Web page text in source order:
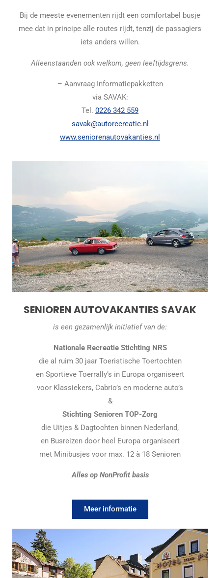
Bij de meeste evenementen rijdt een comfortabel busje
mee dat in principe alle routes rijdt, tenzij de passagiers
iets anders willen.
Alleenstaanden ook welkom, geen leeftijdsgrens.
– Aanvraag Informatiepakketten
via SAVAK:
Tel. 0226 342 559
savak@autorecreatie.nl
www.seniorenautovakanties.nl
SENIOREN AUTOVAKANTIES SAVAK
is een gezamenlijk initiatief van de:
Nationale Recreatie Stichting NRS
die al ruim 30 jaar Toeristische Toertochten
en Sportieve Toerrally’s in Europa organiseert
voor Klassiekers, Cabrio’s en moderne auto’s
&
Stichting Senioren TOP-Zorg
die Uitjes & Dagtochten binnen Nederland,
en Busreizen door heel Europa organiseert
met Minibusjes voor max. 12 à 18 Senioren
Alles op NonProfit basis
Meer informatie